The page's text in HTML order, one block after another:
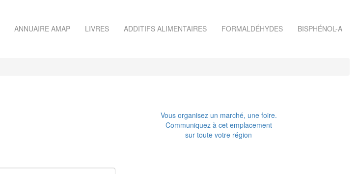
ANNUAIRE AMAP LIVRES ADDITIFS ALIMENTAIRES FORMALDÉHYDES BISPHÉNOL-A
Vous organisez un marché, une foire.
Communiquez à cet emplacement
sur toute votre région